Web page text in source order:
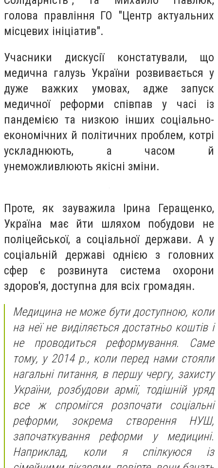
голова правління ГО "Центр актуальних
місцевих ініціатив".
Учасники дискусії констатували, що
медична галузь України розвивається у
дуже важких умовах, адже запуск
медичної реформи співпав у часі із
пандемією та низкою інших соціально-
економічних й політичних проблем, котрі
ускладнюють, а часом й
унеможливлюють якісні зміни.
Проте, як зауважила Ірина Геращенко,
Україна має йти шляхом побудови не
поліцейської, а соціальної держави. А у
соціальній державі однією з головних
сфер є розвинута система охорони
здоров'я, доступна для всіх громадян.
Медицина не може бути доступною, коли
на неї не виділяється достатньо коштів і
не проводиться реформування. Саме
тому, у 2014 р., коли перед нами стояли
нагальні питання, в першу чергу, захисту
України, розбудови армії, тодішній уряд
все ж спромігся розпочати соціальні
реформи, зокрема створення НУШ,
започаткування реформи у медицині.
Наприклад, коли я спілкуюся із